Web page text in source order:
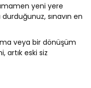
yeni yere
sınavın en
veya bir dönüşüm
artık eski siz